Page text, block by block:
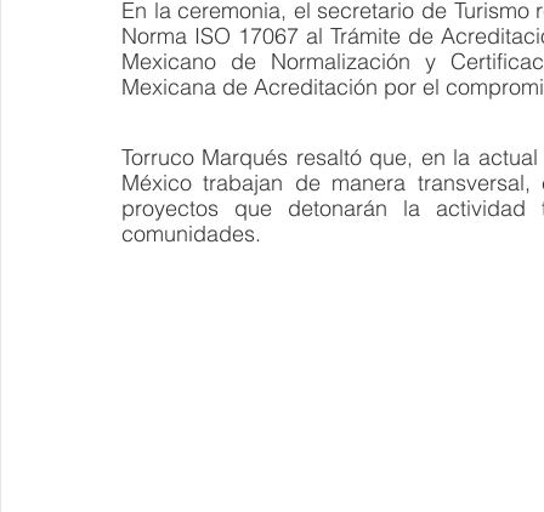
En la ceremonia, el secretario de
Norma ISO 17067 al Trámite de
Mexicano de Normalización y
Mexicana de Acreditación por el
Torruco Marqués resaltó que, en la
México trabajan de manera
proyectos que detonarán la
comunidades.